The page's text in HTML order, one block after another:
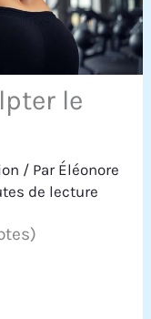
le
/ Par Éléonore
de lecture